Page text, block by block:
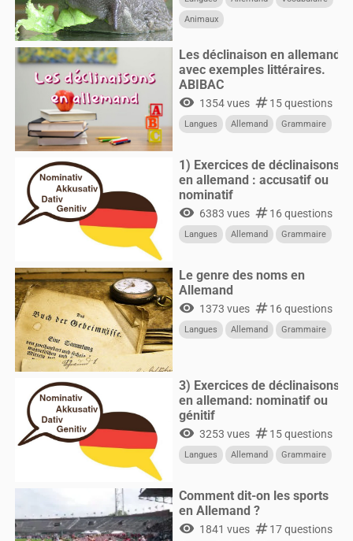
Animaux
Les déclinaison en allemand
avec exemples littéraires.
ABIBAC
visibility 1354 vues numbers15 questions
Langues Allemand Grammaire
1) Exercices de déclinaisons
en allemand : accusatif ou
nominatif
visibility 6383 vues numbers16 questions
Langues Allemand Grammaire
Le genre des noms en
Allemand
visibility 1373 vues numbers16 questions
Langues Allemand Grammaire
3) Exercices de déclinaisons
en allemand: nominatif ou
génitif
visibility 3253 vues numbers15 questions
Langues Allemand Grammaire
Comment dit-on les sports
en Allemand ?
visibility 1841 vues numbers17 questions